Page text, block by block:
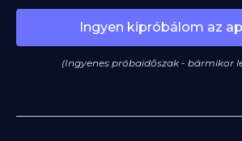
Ingyen kipróbálom az
(Ingyenes próbaidőszak - bármikor